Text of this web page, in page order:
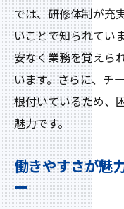
では、研修体制が充
いことで知られてい
安なく業務を覚えら
います。さらに、チ
根付いているため、
魅力です。
働きやすさが魅
ー